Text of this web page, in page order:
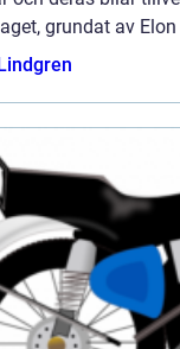
grundat av Elon